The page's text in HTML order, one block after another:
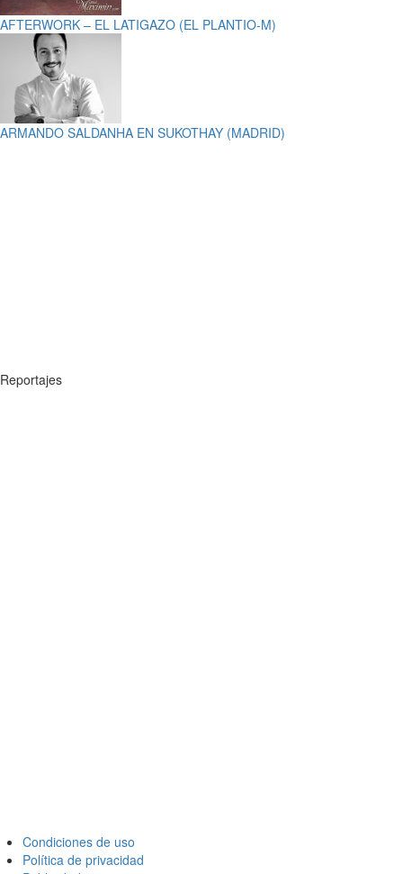
AFTERWORK – EL LATIGAZO (EL PLANTIO-M)
ARMANDO SALDANHA EN SUKOTHAY (MADRID)
Reportajes
Condiciones de uso
Política de privacidad